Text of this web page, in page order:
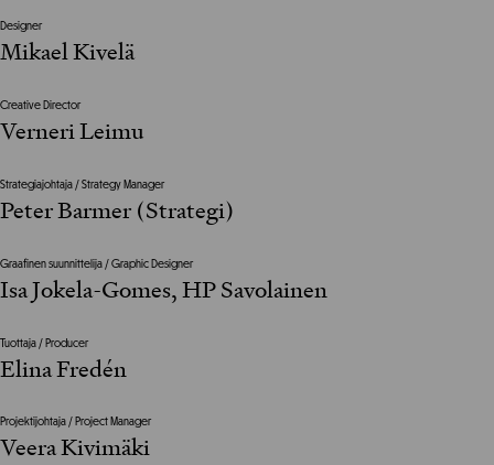
Designer
Mikael Kivelä
Creative Director
Verneri Leimu
Strategiajohtaja / Strategy Manager
Peter Barmer (Strategi)
Graafinen suunnittelija / Graphic Designer
Isa Jokela-Gomes, HP Savolainen
Tuottaja / Producer
Elina Fredén
Projektijohtaja / Project Manager
Veera Kivimäki